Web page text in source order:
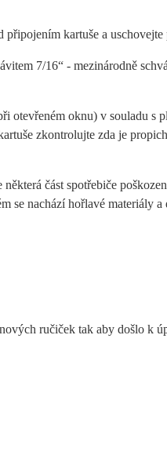
kartuše a
7/16“ - mezinárodně
otevřeném oknu) v souladu s
zkontrolujte zda je
část spotřebiče
se nachází hořlavé materiály
ručiček tak aby došlo k